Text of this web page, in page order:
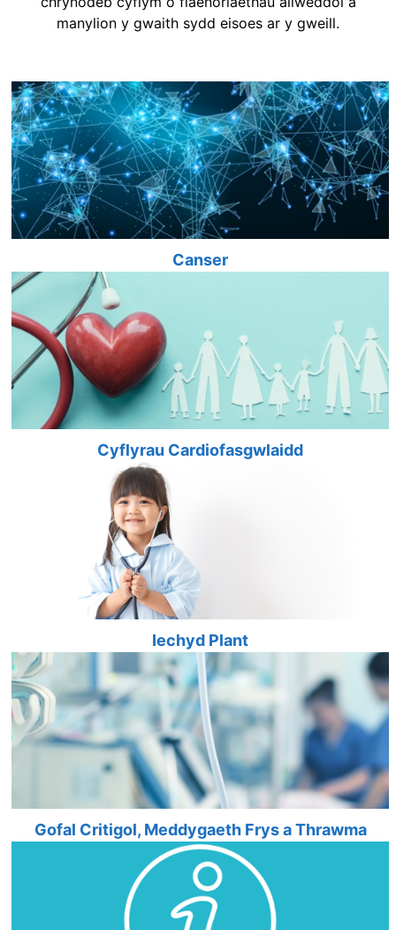
manylion y gwaith sydd eisoes ar y gweill.
Canser
Cyflyrau Cardiofasgwlaidd
Iechyd Plant
Gofal Critigol, Meddygaeth Frys a Thrawma